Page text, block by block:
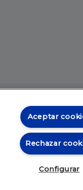
Aceptar
Rechazar
Configurar